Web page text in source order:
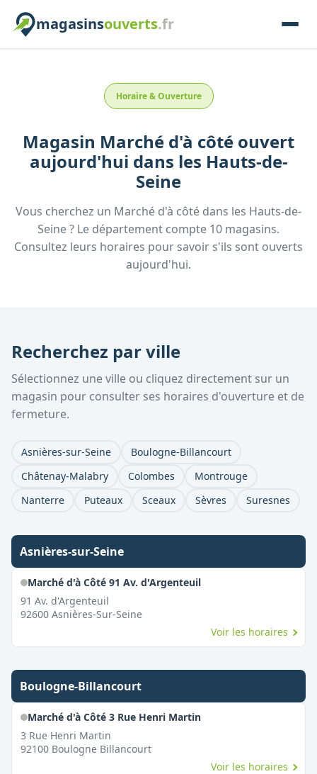
magasinsouverts.fr
Horaire & Ouverture
Magasin Marché d'à côté ouvert
aujourd'hui dans les Hauts-de-
Seine
Vous cherchez un Marché d'à côté dans les Hauts-de-
Seine? Le département compte 10 magasins.
Consultez leurs horaires pour savoir s'ils sont ouverts
aujourd'hui.
Recherchez par ville
Sélectionnez une ville ou cliquez directement sur un
magasin pour consulter ses horaires d'ouverture et de
fermeture.
Asnières-sur-Seine
Boulogne-Billancourt
Châtenay-Malabry
Colombes
Montrouge
Nanterre
Puteaux Sceaux Sèvres Suresnes
Asnières-sur-Seine
Marché d'à Côté 91 Av. d'Argenteuil
91 Av. d'Argenteuil
92600 Asnières-Sur-Seine
Voir les horaires
Boulogne-Billancourt
Marché d'à Côté 3 Rue Henri Martin
3 Rue Henri Martin
92100 Boulogne Billancourt
Voir les horaires